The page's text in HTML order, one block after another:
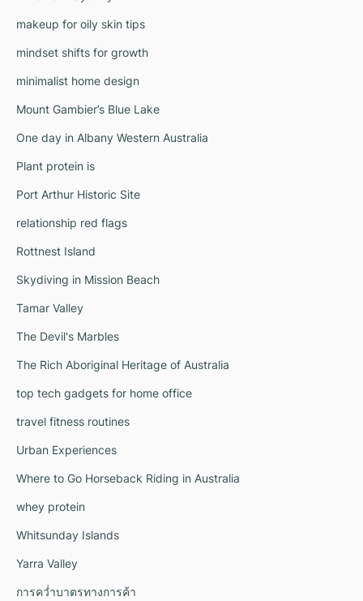
makeup for oily skin tips
mindset shifts for growth
minimalist home design
Mount Gambier’s Blue Lake
One day in Albany Western Australia
Plant protein is
Port Arthur Historic Site
relationship red flags
Rottnest Island
Skydiving in Mission Beach
Tamar Valley
The Devil's Marbles
The Rich Aboriginal Heritage of Australia
top tech gadgets for home office
travel fitness routines
Urban Experiences
Where to Go Horseback Riding in Australia
whey protein
Whitsunday Islands
Yarra Valley
การคว่ำบาตรทางการค้า